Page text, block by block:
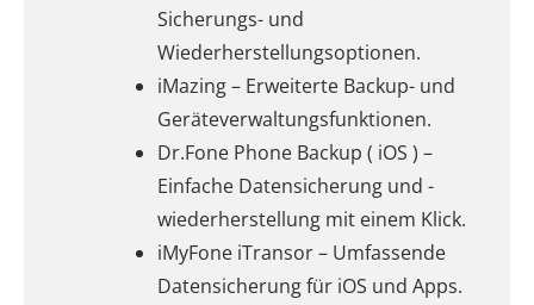
Sicherungs- und
Wiederherstellungsoptionen.
iMazing – Erweiterte Backup- und
Geräteverwaltungsfunktionen.
Dr.Fone Phone Backup ( iOS ) –
Einfache Datensicherung und -
wiederherstellung mit einem Klick.
iMyFone iTransor – Umfassende
Datensicherung für iOS und Apps.